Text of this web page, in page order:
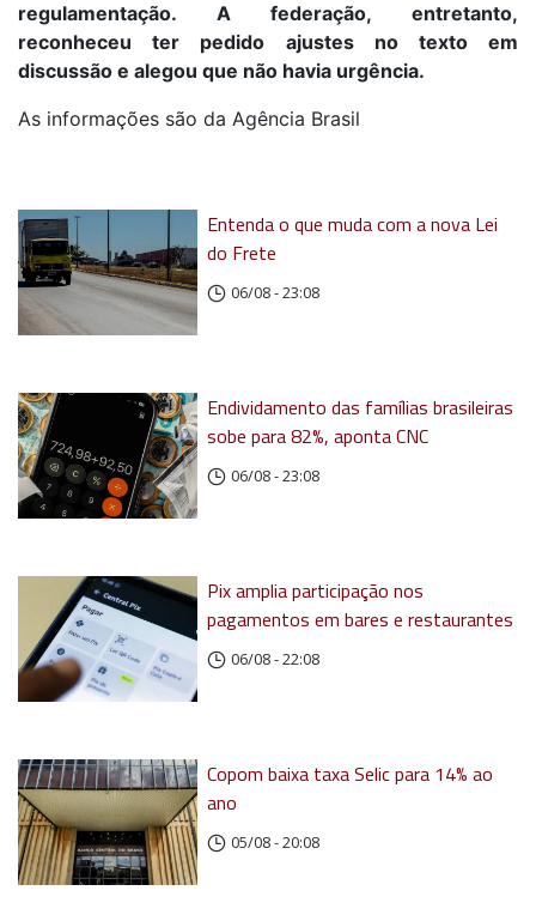
regulamentação. A federação, entretanto,
reconheceu ter pedido ajustes no texto em
discussão e alegou que não havia urgência.
As informações são da Agência Brasil
Entenda o que muda com a nova Lei
do Frete
06/08 - 23:08
Endividamento das famílias brasileiras
sobe para 82%, aponta CNC
06/08 - 23:08
Pix amplia participação nos
pagamentos em bares e restaurantes
06/08 - 22:08
Copom baixa taxa Selic para 14% ao
ano
05/08 - 20:08